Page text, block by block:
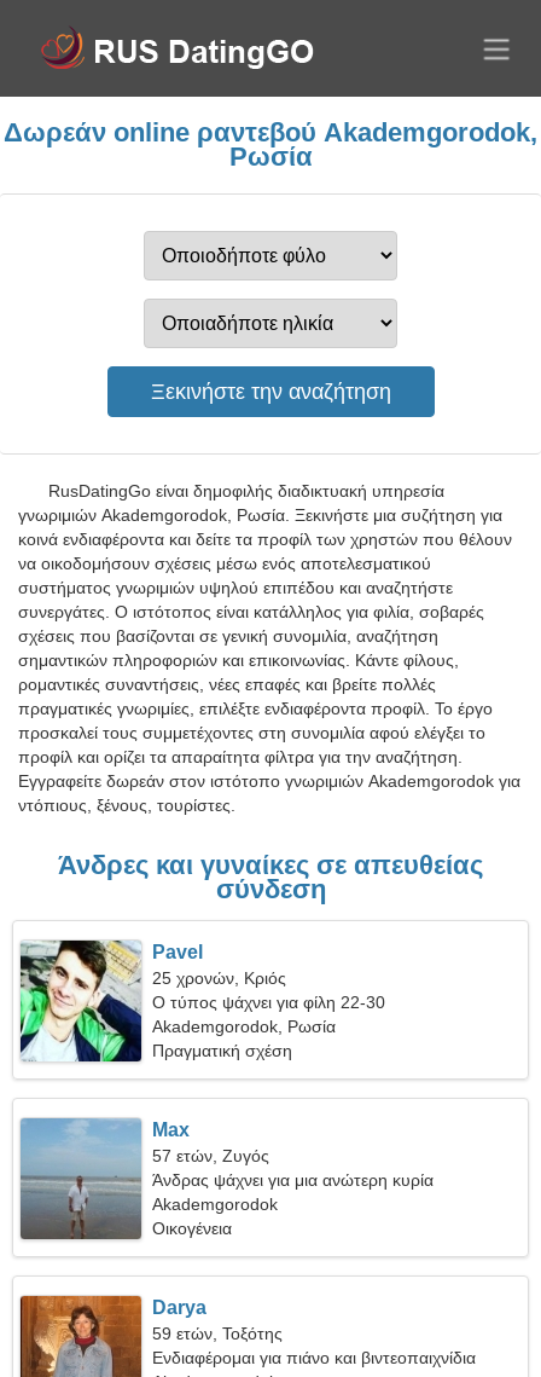
Δωρεάν online ραντεβού Akademgorodok,
Ρωσία
RusDatingGo είναι δημοφιλής διαδικτυακή υπηρεσία
γνωριμιών Akademgorodok, Ρωσία. Ξεκινήστε μια συζήτηση για
κοινά ενδιαφέροντα και δείτε τα προφίλ των χρηστών που θέλουν
να οικοδομήσουν σχέσεις μέσω ενός αποτελεσματικού
συστήματος γνωριμιών υψηλού επιπέδου και αναζητήστε
συνεργάτες. Ο ιστότοπος είναι κατάλληλος για φιλία, σοβαρές
σχέσεις που βασίζονται σε γενική συνομιλία, αναζήτηση
σημαντικών πληροφοριών και επικοινωνίας. Κάντε φίλους,
ρομαντικές συναντήσεις, νέες επαφές και βρείτε πολλές
πραγματικές γνωριμίες, επιλέξτε ενδιαφέροντα προφίλ. Το έργο
προσκαλεί τους συμμετέχοντες στη συνομιλία αφού ελέγξει το
προφίλ και ορίζει τα απαραίτητα φίλτρα για την αναζήτηση.
Εγγραφείτε δωρεάν στον ιστότοπο γνωριμιών Akademgorodok για
ντόπιους, ξένους, τουρίστες.
Άνδρες και γυναίκες σε απευθείας
σύνδεση
Pavel
25 χρονών, Κριός
Ο τύπος ψάχνει για φίλη 22-30
Akademgorodok, Ρωσία
Πραγματική σχέση
Max
57 ετών, Ζυγός
Άνδρας ψάχνει για μια ανώτερη κυρία
Akademgorodok
Οικογένεια
Darya
59 ετών, Τοξότης
Ενδιαφέρομαι για πιάνο και βιντεοπαιχνίδια